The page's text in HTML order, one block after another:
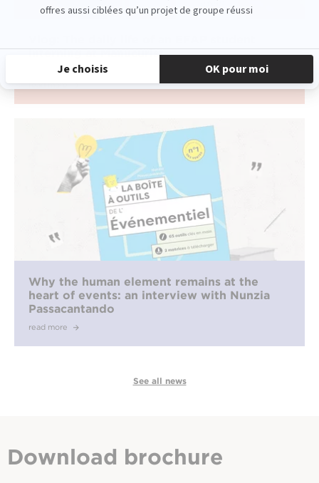
interning at Manucurist
read more
Why the human element remains at the
heart of events: an interview with Nunzia
Passacantando
read more
See all news
Download brochure